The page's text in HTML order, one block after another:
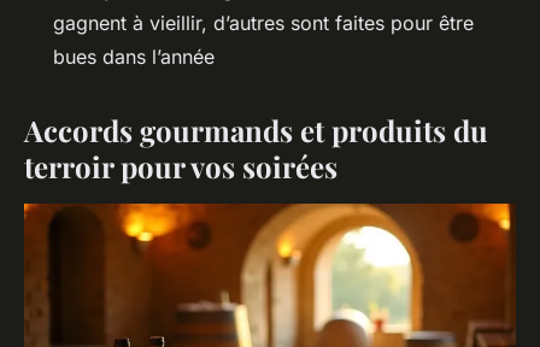
gagnent à vieillir, d’autres sont faites pour être
bues dans l’année
Accords gourmands et produits du
terroir pour vos soirées